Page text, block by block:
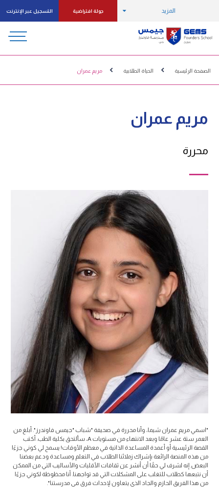
المزيد جولة افتراضية التسجيل عبر الإنترنت
الصفحة الرئيسية الحياة الطلابية مريم عمران
مريم عمران
محررة
"اسمي مريم عمران شيما، وأنا محررة في صحيفة "شباب "جيمس فاوندرز". أبلغ من
العمر ستة عشر عامًا وبعد الانتهاء من مستويات A، سألتحق بكلية الطب. أكتب
القصة الرئيسية أو أعمدة المساعدة الذاتية في معظم الأوقات! يسمح لي كوني جزءًا
من هذه المنصة الرائعة بإشراك زملائنا الطلاب في التعلم ومساعدة ودعم بعضنا
البعض. إنه لشرف لي حقًا أن أنشر عن ثقافات الأقليات والأساليب التي من الممكن
أن نتبعها كطلاب للتغلب على المشكلات التي قد تواجهنا. أنا محظوظة لكوني جزءًا
من هذا الفريق الحازم والجاد الذي يتعاون لإحداث فرق في مدرستنا".